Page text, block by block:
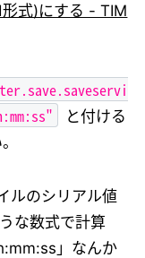
式)にする - TIM
と付ける
ルのシリアル値
な数式で計算
」なんか